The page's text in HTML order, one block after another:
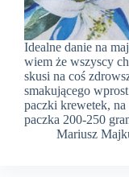
Idealne danie na
wiem że wszyscy
skusi na coś
smakującego
paczki krewetek, na
paczka 200-250
Mariusz